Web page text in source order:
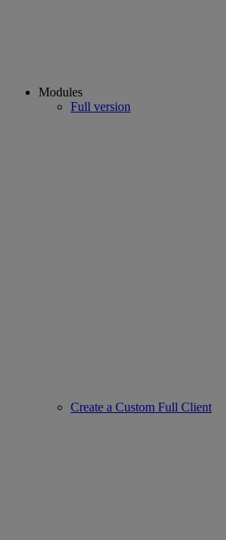
Modules
Full version
Create a Custom Full Client